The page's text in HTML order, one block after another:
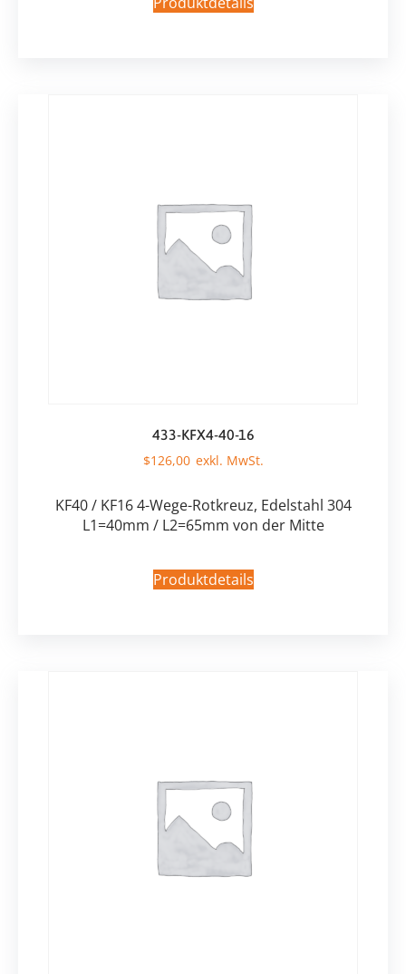
433-KFX4-40-16
$126,00
KF40 / KF16 4-Wege-Rotkreuz, Edelstahl 304
L1=40mm / L2=65mm von der Mitte
Produktdetails